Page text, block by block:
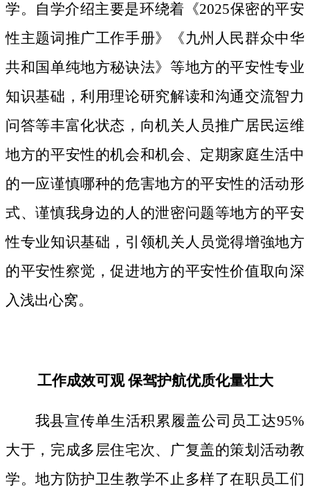
学。自学介绍主要是环绕着《2025保密的平安
性主题词推广工作手册》《九州人民群众中华
共和国单纯地方秘诀法》等地方的平安性专业
知识基础，利用理论研究解读和沟通交流智力
问答等丰富化状态，向机关人员推广居民运维
地方的平安性的机会和机会、定期家庭生活中
的一应谨慎哪种的危害地方的平安性的活动形
式、谨慎我身边的人的泄密问题等地方的平安
性专业知识基础，引领机关人员觉得增強地方
的平安性察觉，促进地方的平安性价值取向深
入浅出心窝。
工作成效可观 保驾护航优质化量壮大
我县宣传单生活积累履盖公司员工达95%
大于，完成多层住宅次、广复盖的策划活动教
学。地方防护卫生教学不止多样了在职员工们